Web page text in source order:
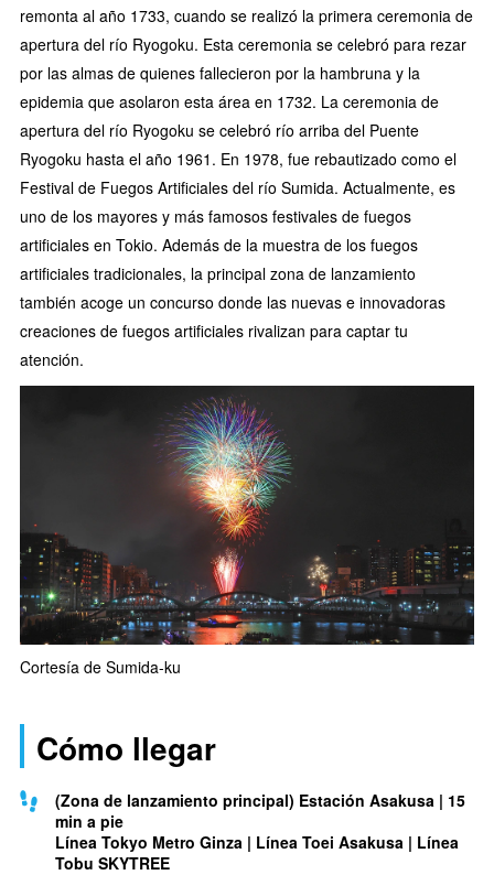
remonta al año 1733, cuando se realizó la primera ceremonia de
apertura del río Ryogoku. Esta ceremonia se celebró para rezar
por las almas de quienes fallecieron por la hambruna y la
epidemia que asolaron esta área en 1732. La ceremonia de
apertura del río Ryogoku se celebró río arriba del Puente
Ryogoku hasta el año 1961. En 1978, fue rebautizado como el
Festival de Fuegos Artificiales del río Sumida. Actualmente, es
uno de los mayores y más famosos festivales de fuegos
artificiales en Tokio. Además de la muestra de los fuegos
artificiales tradicionales, la principal zona de lanzamiento
también acoge un concurso donde las nuevas e innovadoras
creaciones de fuegos artificiales rivalizan para captar tu
atención.
Cortesía de Sumida-ku
Cómo llegar
(Zona de lanzamiento principal) Estación Asakusa | 15
min a pie
Línea Tokyo Metro Ginza | Línea Toei Asakusa | Línea
Tobu SKYTREE